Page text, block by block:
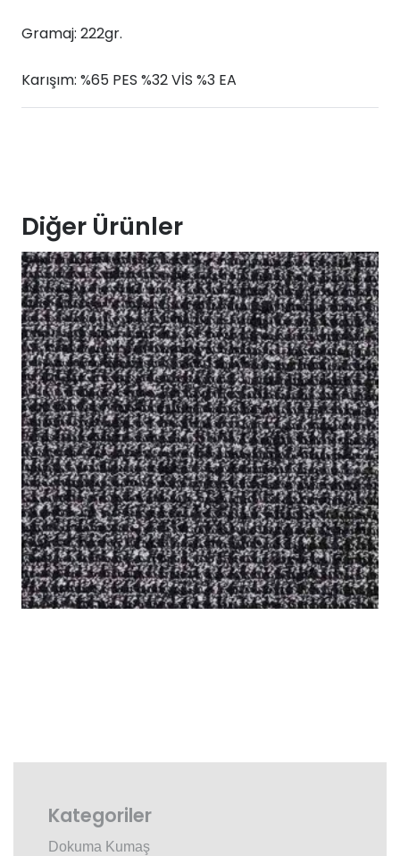
Gramaj: 222gr.
Karışım: %65 PES %32 VİS %3 EA
Diğer Ürünler
Kategoriler
Dokuma Kumaş